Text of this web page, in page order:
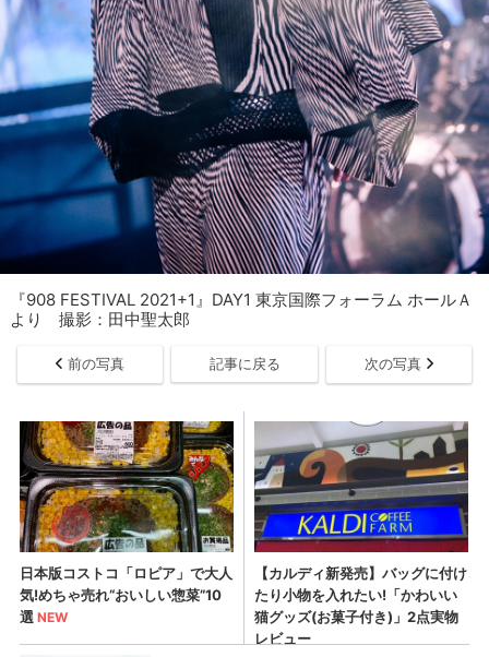
『908 FESTIVAL 2021+1』DAY1 東京国際フォーラム ホールＡ
より 撮影：田中聖太郎
前の写真 記事に戻る 次の写真